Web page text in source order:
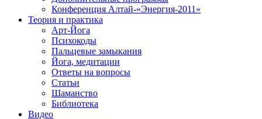
Конференция Алтай-«Энергия-2011»
Теория и практика
Арт-Йога
Психокоды
Пальцевые замыкания
Йога, медитации
Ответы на вопросы
Статьи
Шаманство
Библиотека
Видео